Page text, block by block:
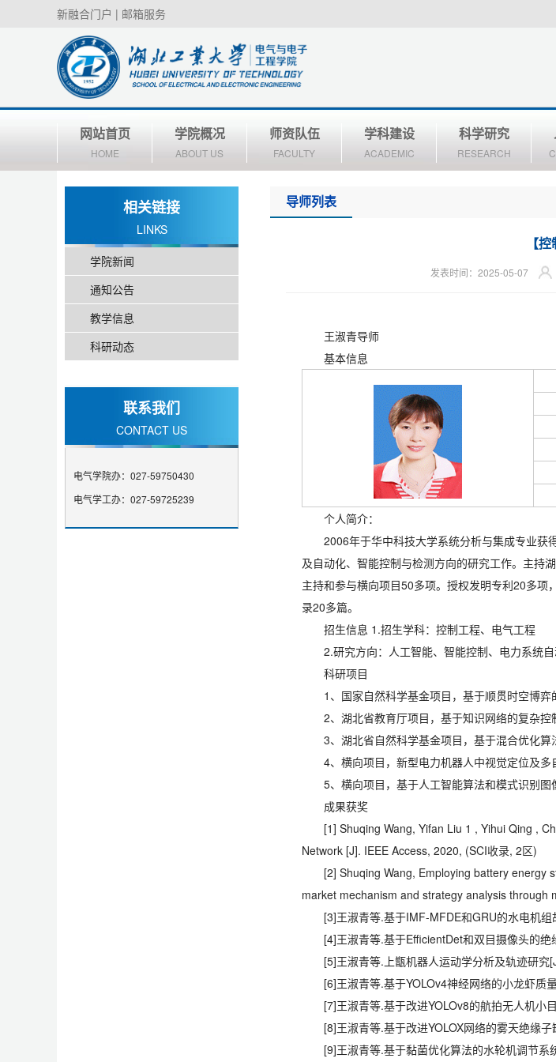
新融合门户 | 邮箱服务
网站首页
HOME
学院概况
ABOUT US
师资队伍
FACULTY
学科建设
ACADEMIC
科学研究
RESEARCH
相关链接
LINKS
学院新闻
通知公告
教学信息
科研动态
联系我们
CONTACT US
电气学院办：027-59750430
电气学工办：027-59725239
导师列表
【
发表时间：2025-05-07
王淑青导师
基本信息
个人简介：
2006年于华中科技大学系统分析与集成专业获
及自动化、智能控制与检测方向的研究工作。主持
主持和参与横向项目50多项。授权发明专利20多
录20多篇。
招生信息 1.招生学科：控制工程、电气工程
2.研究方向： 人工智能、智能控制、电力系统
科研项目
1、国家自然科学基金项目，基于顺贯时空博弈
2、湖北省教育厅项目，基于知识网络的复杂控
3、湖北省自然科学基金项目，基于混合优化算
4、横向项目，新型电力机器人中视觉定位及多
5、横向项目，基于人工智能算法和模式识别图
成果获奖
[1] Shuqing Wang, Yifan Liu 1 , Yihui Qing ,
Network [J]. IEEE Access, 2020, (SCI收录, 2区)
[2] Shuqing Wang, Employing battery energy
market mechanism and strategy analysis
[3]王淑青等.基于IMF-MFDE和GRU的水电机
[4]王淑青等.基于EfficientDet和双目摄像头的
[5]王淑青等.上甑机器人运动学分析及轨迹研究
[6]王淑青等.基于YOLOv4神经网络的小龙虾质
[7]王淑青等.基于改进YOLOv8的航拍无人机小
[8]王淑青等.基于改进YOLOX网络的雾天绝缘
[9]王淑青等.基于黏菌优化算法的水轮机调节